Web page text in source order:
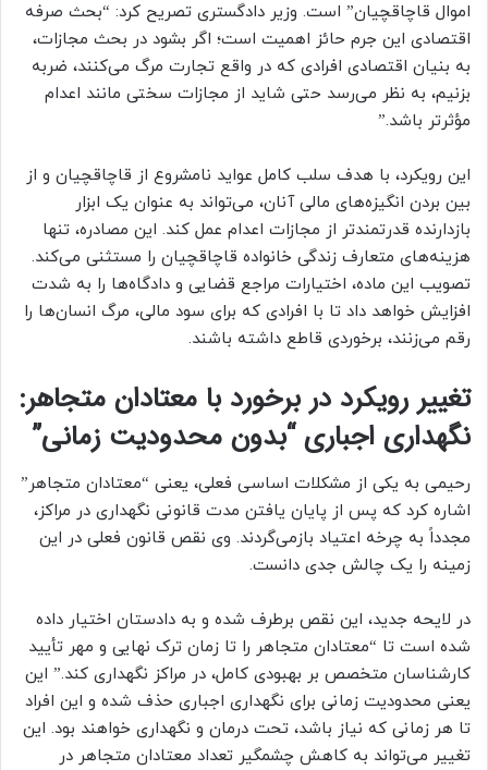
اموال قاچاقچیان” است. وزیر دادگستری تصریح کرد: “بحث صرفه
اقتصادی این جرم حائز اهمیت است؛ اگر بشود در بحث مجازات،
به بنیان اقتصادی افرادی که در واقع تجارت مرگ می‌کنند، ضربه
بزنیم، به نظر می‌رسد حتی شاید از مجازات سختی مانند اعدام
مؤثرتر باشد.”
این رویکرد، با هدف سلب کامل عواید نامشروع از قاچاقچیان و از
بین بردن انگیزه‌های مالی آنان، می‌تواند به عنوان یک ابزار
بازدارنده قدرتمندتر از مجازات اعدام عمل کند. این مصادره، تنها
هزینه‌های متعارف زندگی خانواده قاچاقچیان را مستثنی می‌کند.
تصویب این ماده، اختیارات مراجع قضایی و دادگاه‌ها را به شدت
افزایش خواهد داد تا با افرادی که برای سود مالی، مرگ انسان‌ها را
رقم می‌زنند، برخوردی قاطع داشته باشند.
تغییر رویکرد در برخورد با معتادان متجاهر:
نگهداری اجباری “بدون محدودیت زمانی”
رحیمی به یکی از مشکلات اساسی فعلی، یعنی “معتادان متجاهر”
اشاره کرد که پس از پایان یافتن مدت قانونی نگهداری در مراکز،
مجدداً به چرخه اعتیاد بازمی‌گردند. وی نقص قانون فعلی در این
زمینه را یک چالش جدی دانست.
در لایحه جدید، این نقص برطرف شده و به دادستان اختیار داده
شده است تا “معتادان متجاهر را تا زمان ترک نهایی و مهر تأیید
کارشناسان متخصص بر بهبودی کامل، در مراکز نگهداری کند.” این
یعنی محدودیت زمانی برای نگهداری اجباری حذف شده و این افراد
تا هر زمانی که نیاز باشد، تحت درمان و نگهداری خواهند بود. این
تغییر می‌تواند به کاهش چشمگیر تعداد معتادان متجاهر در